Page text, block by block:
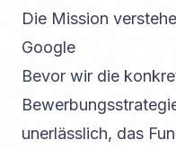
Die Mission
Google
Bevor wir die
unerlässlich, das